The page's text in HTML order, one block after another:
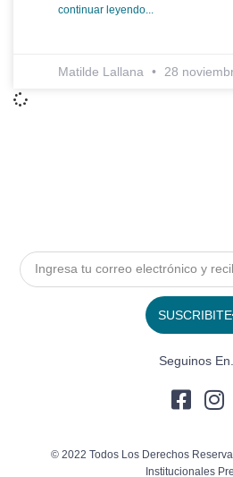
continuar leyendo...
Matilde Lallana 28
SUSCRIBITE
Seguinos En...
© 2022 Todos Los Derechos
Institucionales